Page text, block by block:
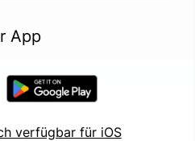
App
verfügbar für iOS